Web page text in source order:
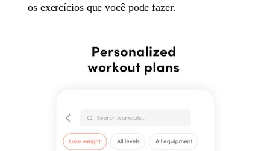
os exercícios que você pode fazer.